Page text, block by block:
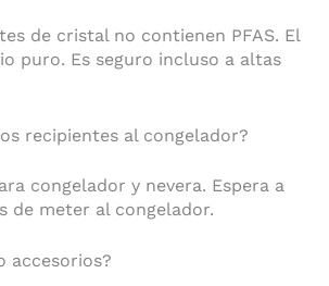
de cristal no contienen PFAS. El
puro. Es seguro incluso a altas
recipientes al congelador?
congelador y nevera. Espera a
de meter al congelador.
accesorios?